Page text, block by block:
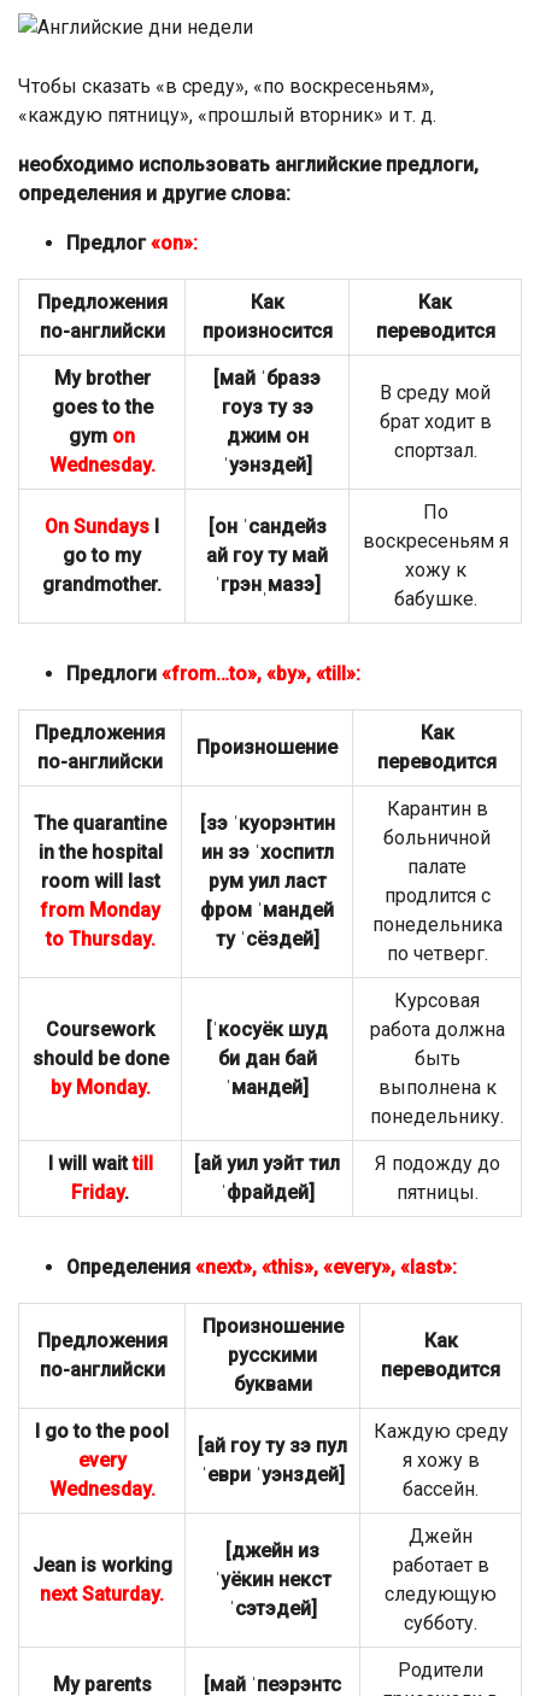
Чтобы сказать «в среду», «по воскресеньям»,
«каждую пятницу», «прошлый вторник» и т. д.
необходимо использовать английские предлоги,
определения и другие слова:
Предлог«on»:
Предложения
по-английски
Как
произносится
Как
переводится
My brother
goes to the
gym on
Wednesday.
[май ˈбразэ
гоуз ту зэ
джим он
ˈуэнздей]
В среду мой
брат ходит в
спортзал.
On Sundays I
go to my
grandmother.
[он ˈсандейз
ай гоу ту май
ˈгрэнˌмазэ]
По
воскресеньям я
хожу к
бабушке.
Предлоги «from…to», «by», «till»:
Предложения
по-английски
Произношение
Как
переводится
The quarantine
in the hospital
room will last
from Monday
to Thursday.
[зэ ˈкуорэнтин
ин зэ ˈхоспитл
рум уил ласт
фром ˈмандей
ту ˈсёздей]
Карантин в
больничной
палате
продлится с
понедельника
по четверг.
Coursework
should be done
by Monday.
[ˈкосуёк шуд
би дан бай
ˈмандей]
Курсовая
работа должна
быть
выполнена к
понедельнику.
I will waittill
Friday.
[ай уил уэйт тил
ˈфрайдей]
Я подожду до
пятницы.
Определения «next», «this», «every», «last»:
Предложения
по-английски
Произношение
русскими
буквами
Как
переводится
I go to the pool
every
Wednesday.
[ай гоу ту зэ пул
ˈеври ˈуэнздей]
Каждую среду
я хожу в
бассейн.
Jean is working
next Saturday.
[джейн из
ˈуёкин некст
ˈсэтэдей]
Джейн
работает в
следующую
субботу.
My parents
[май ˈпеэрэнтс
Родители